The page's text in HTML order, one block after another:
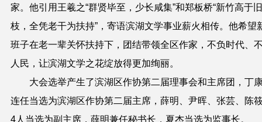
家。他引用王羲之“群贤毕至，少长咸集”和郑板桥“新竹高于
枝，全凭老干为扶持”，寄语滨湖文学事业薪火相传。他希望
班子在老一辈关怀扶持下，团结带领全区作家，不负时代、
人民，让滨湖文学之花绽放得更加绚丽。
大会选举产生了滨湖区作协第二届理事会和主席团，丁
连任当选为滨湖区作协第二届主席， 薛明、尹晖、张芸、陈
4人当选为副主席， 薛明兼任秘书长， 夏杰当选为监事长。